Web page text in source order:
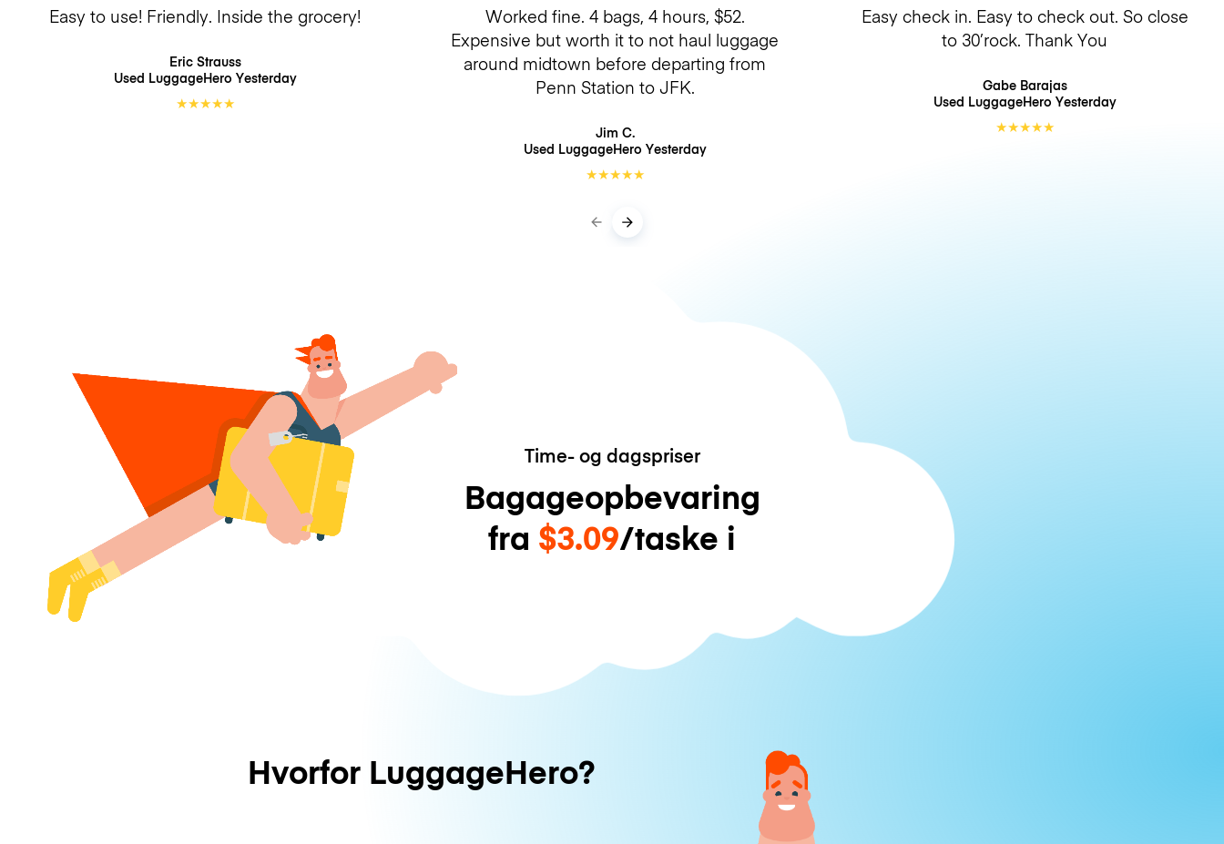
Easy to use! Friendly. Inside the grocery!
Eric Strauss
Used LuggageHero Yesterday
★★★★★
Worked fine. 4 bags, 4 hours, $52.
Expensive but worth it to not haul luggage
around midtown before departing from
Penn Station to JFK.
Jim C.
Used LuggageHero Yesterday
★★★★★
Easy check in. Easy to check out. So close
to 30’rock. Thank You
Gabe Barajas
Used LuggageHero Yesterday
★★★★★
Time- og dagspriser
Bagageopbevaring
fra $3.09/taske i
Hvorfor LuggageHero?